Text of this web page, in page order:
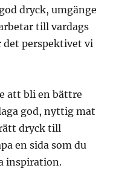
dryck, umgänge
till vardags
det perspektivet vi
att bli en bättre
god, nyttig mat
dryck till
en sida som du
inspiration.